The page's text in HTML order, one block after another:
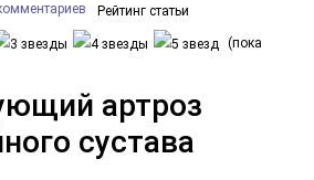
Рейтинг статьи
(пока
артроз
сустава